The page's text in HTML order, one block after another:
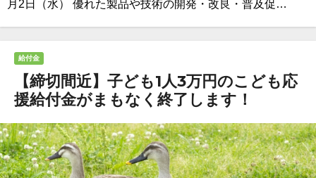
月2日（水） 優れた製品や技術の開発・改良・普及促…
給付金
【締切間近】子ども1人3万円のこども応
援給付金がまもなく終了します！